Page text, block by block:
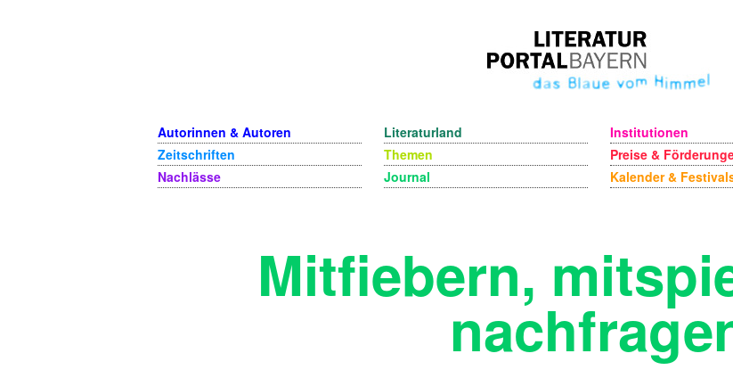
Autorinnen & Autoren
Zeitschriften
Nachlässe
Literaturland
Themen
Journal
Institutionen
Preise &
Kalender &
Mitfiebern,